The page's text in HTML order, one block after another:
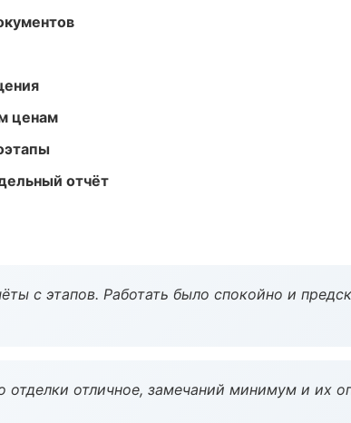
ценам
отчёт
с этапов. Работать было спокойно и
отделки отличное, замечаний минимум и их